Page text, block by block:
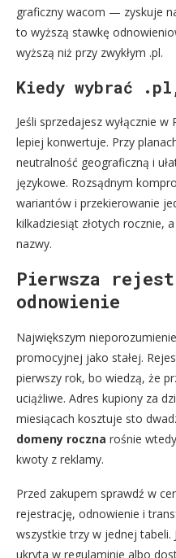
graficzny wacom — zyskuje
to wyższą stawkę
wyższą niż przy zwykłym .pl.
Kiedy wybrać
Jeśli sprzedajesz wyłącznie
lepiej konwertuje. Przy
neutralność geograficzną i
językowe. Rozsądnym
wariantów i przekierowanie
kilkadziesiąt złotych rocznie,
nazwy.
Pierwsza
odnowienie
Największym
promocyjnej jako stałej.
pierwszy rok, bo wiedzą, że
uciążliwe. Adres kupiony za
miesiącach kosztuje sto
domeny roczna rośnie
kwoty z reklamy.
Przed zakupem sprawdź w
rejestrację, odnowienie i
wszystkie trzy w jednej
ukryta w regulaminie albo